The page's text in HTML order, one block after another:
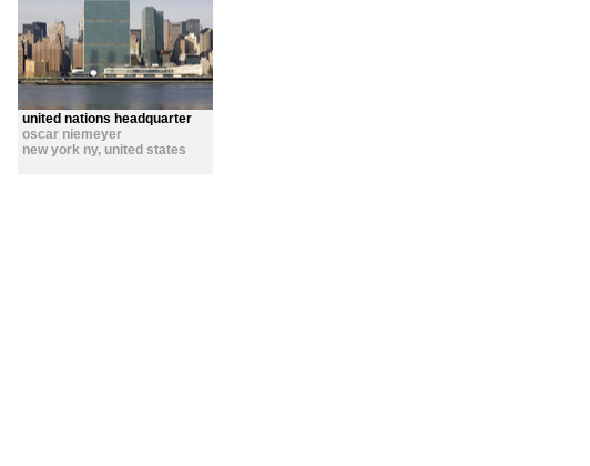
united nations headquarter
oscar niemeyer
new york ny, united states